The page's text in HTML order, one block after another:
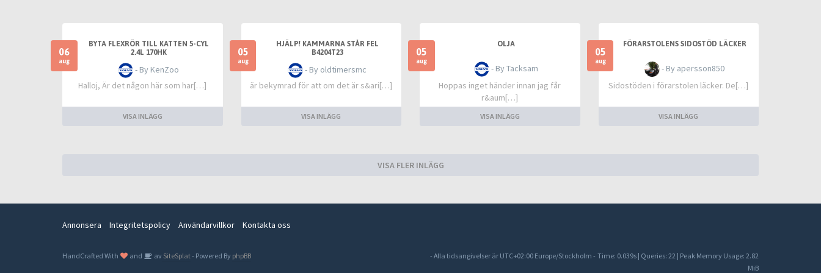
06
aug
BYTA FLEXRÖR TILL KATTEN 5-CYL
2.4L 170HK
- By KenZoo
Halloj, Är det någon här som har[…]
VISA INLÄGG
05
aug
HJÄLP! KAMMARNA STÅR FEL
B4204T23
- By oldtimersmc
är bekymrad för att om det är s&ari[…]
VISA INLÄGG
05
aug
OLJA
- By Tacksam
Hoppas inget händer innan jag får
r&aum[…]
VISA INLÄGG
05
aug
FÖRARSTOLENS SIDOSTÖD LÄCKER
- By apersson850
Sidostöden i förarstolen läcker. De[…]
VISA INLÄGG
VISA FLER INLÄGG
Annonsera Integritetspolicy Användarvillkor Kontakta oss
HandCrafted With and av SiteSplat- Powered By phpBB - Alla tidsangivelser är UTC+02:00 Europe/Stockholm - Time: 0.039s | Queries: 22 | Peak Memory Usage: 2.82
MiB